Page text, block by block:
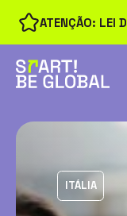
ATENÇÃO: LEI
ITÁLIA